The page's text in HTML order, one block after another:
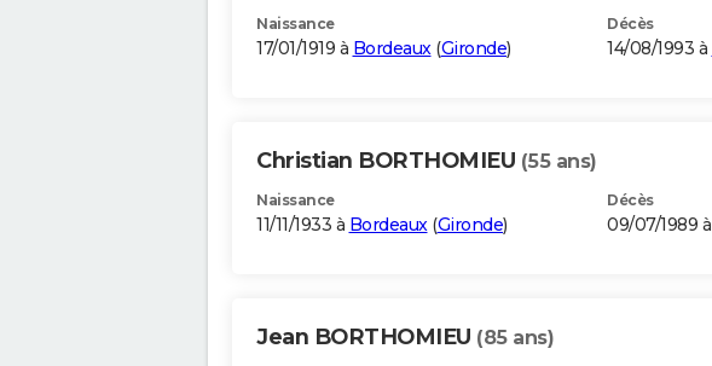
Naissance
17/01/1919 à Bordeaux(Gironde)
Décès
14/08/1993 à
Christian BORTHOMIEU (55 ans)
Naissance
11/11/1933 à Bordeaux(Gironde)
Décès
09/07/1989 à
Jean BORTHOMIEU (85 ans)